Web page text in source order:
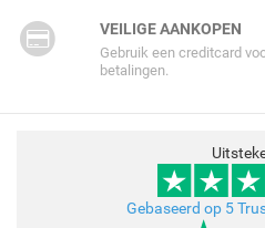
VEILIGE AANKOPEN
Gebruik een creditcard
betalingen.
Gebaseerd op 5